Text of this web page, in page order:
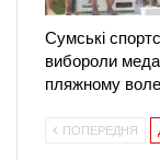
Сумські
вибороли
пляжному
ПОПЕРЕДНЯ